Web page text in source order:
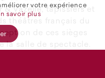
& Vazelle, tapissiers et
de ces sièges
la salle de spectacle.
votre expérience
savoir plus